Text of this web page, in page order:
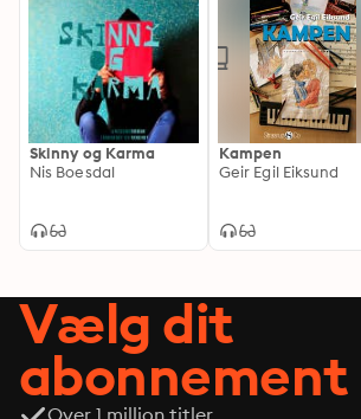
Skinny og Karma
Nis Boesdal
Kampen
Geir Egil Eiksund
Vælg dit
abonnement
Over 1 million titler